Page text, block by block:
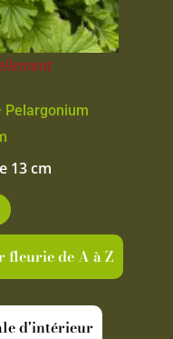
Pelargonium
13 cm
de A à Z
d'intérieur